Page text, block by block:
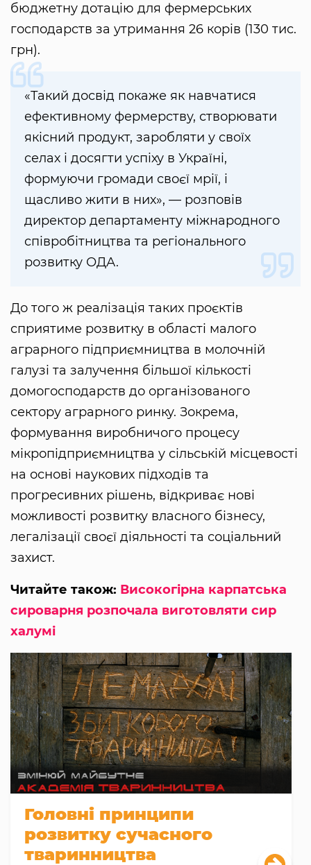
бюджетну дотацію для фермерських
господарств за утримання 26 корів (130 тис.
грн).
«Такий досвід покаже як навчатися
ефективному фермерству, створювати
якісний продукт, заробляти у своїх
селах і досягти успіху в Україні,
формуючи громади своєї мрії, і
щасливо жити в них», — розповів
директор департаменту міжнародного
співробітництва та регіонального
розвитку ОДА.
До того ж реалізація таких проєктів
сприятиме розвитку в області малого
аграрного підприємництва в молочній
галузі та залучення більшої кількості
домогосподарств до організованого
сектору аграрного ринку. Зокрема,
формування виробничого процесу
мікропідприємництва у сільській місцевості
на основі наукових підходів та
прогресивних рішень, відкриває нові
можливості розвитку власного бізнесу,
легалізації своєї діяльності та соціальний
захист.
Читайте також: Високогірна карпатська
сироварня розпочала виготовляти сир
халумі
Головні принципи
розвитку сучасного
тваринництва